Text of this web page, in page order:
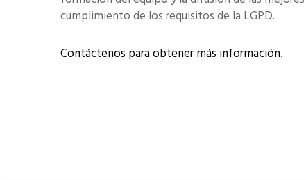
cumplimiento de los requisitos de la LGPD.
Contáctenos para obtener más información.